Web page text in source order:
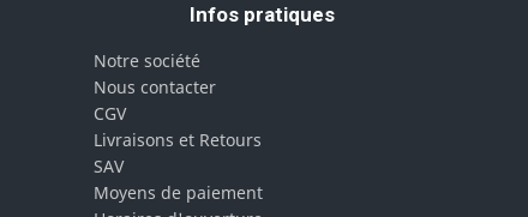
Infos pratiques
Notre société
Nous contacter
CGV
Livraisons et Retours
SAV
Moyens de paiement